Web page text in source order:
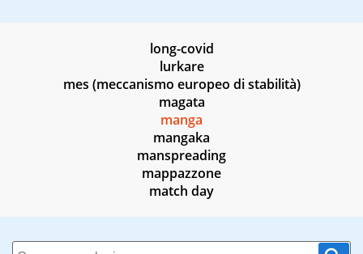
long-covid
lurkare
mes (meccanismo europeo di stabilità)
magata
manga
mangaka
manspreading
mappazzone
match day